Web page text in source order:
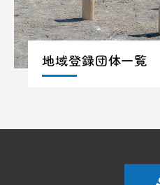
地域登録団体一覧